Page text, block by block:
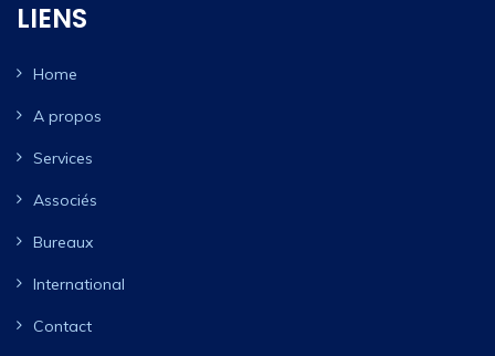
LIENS
Home
A propos
Services
Associés
Bureaux
International
Contact